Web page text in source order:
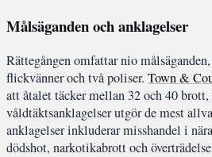
Målsäganden och anklagelser
Rättegången omfattar nio
flickvänner och två poliser. Town &
att åtalet täcker mellan 32 och 40
våldtäktsanklagelser utgör de mest
anklagelser inkluderar misshandel i
dödshot, narkotikabrott och